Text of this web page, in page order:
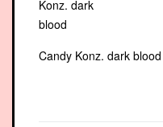
Candy Konz. dark blood